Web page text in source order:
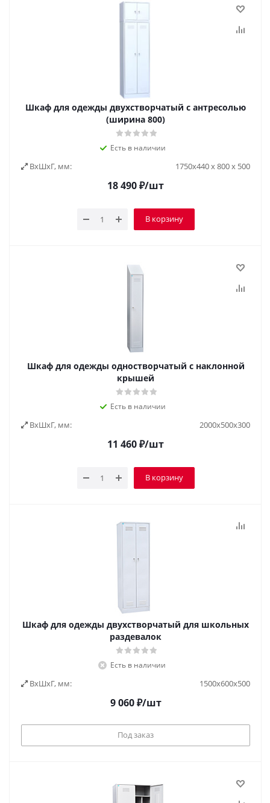
Шкаф для одежды двухстворчатый с антресолью
(ширина 800)
Есть в наличии
ВxШxГ, мм: 1750х440 х 800 х 500
18 490₽/шт
В корзину
Шкаф для одежды одностворчатый с наклонной
крышей
Есть в наличии
ВxШxГ, мм: 2000х500х300
11 460₽/шт
В корзину
Шкаф для одежды двухстворчатый для школьных
раздевалок
Есть в наличии
ВxШxГ, мм: 1500х600х500
9 060₽/шт
Под заказ